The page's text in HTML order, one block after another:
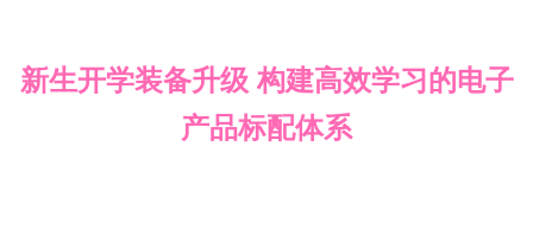
新生开学装备升级 构建高效学习的电子
产品标配体系